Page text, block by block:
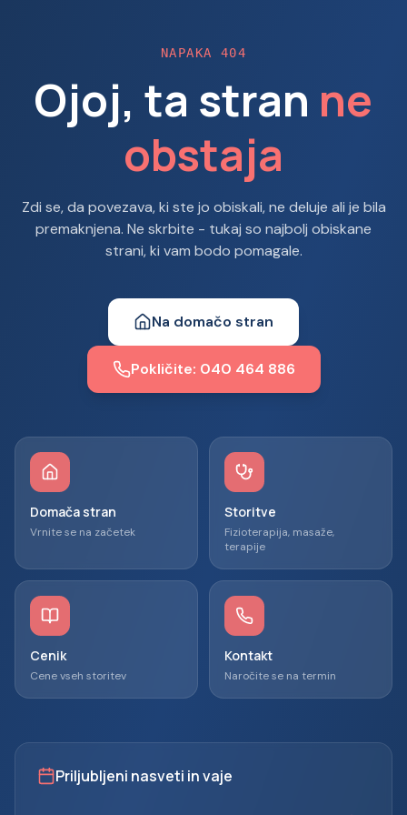
NAPAKA 404
Ojoj, ta stran ne
obstaja
Zdi se, da povezava, ki ste jo obiskali, ne deluje ali je bila
premaknjena. Ne skrbite - tukaj so najbolj obiskane
strani, ki vam bodo pomagale.
Na domačo stran
Pokličite: 040 464 886
Domača stran
Vrnite se na začetek
Storitve
Fizioterapija, masaže,
terapije
Cenik
Cene vseh storitev
Kontakt
Naročite se na termin
Priljubljeni nasveti in vaje